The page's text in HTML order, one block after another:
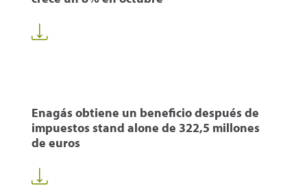
Enagás obtiene un beneficio después de
impuestos stand alone de 322,5 millones
de euros